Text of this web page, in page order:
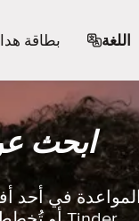
بطاقة اللغة
ابحث
في أحد